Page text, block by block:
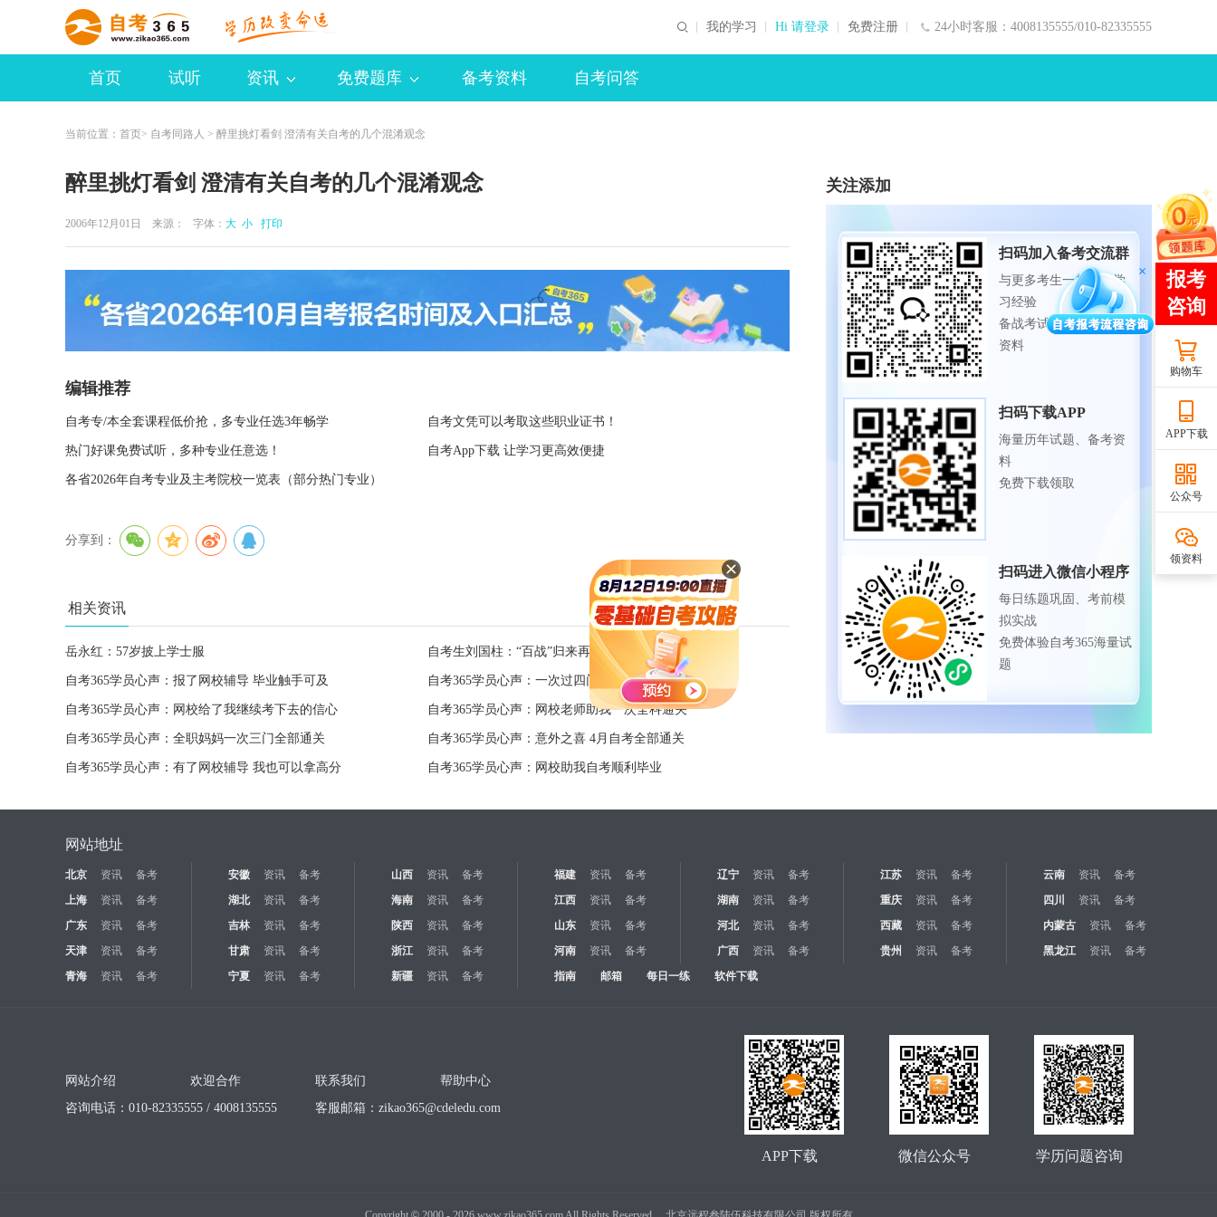
24小时客服：4008135555/010-82335555
我的学习 Hi 请登录 免费注册
首页 试听 资讯 免费题库 备考资料 自考问答
当前位置： 首页> 自考同路人 > 醉里挑灯看剑 澄清有关自考的几个混淆观念
醉里挑灯看剑 澄清有关自考的几个混淆观念
2006年12月01日 来源： 字体： 大 小 打印
编辑推荐
自考专/本全套课程低价抢，多专业任选3年畅学 自考文凭可以考取这些职业证书！
热门好课免费试听，多种专业任意选！ 自考App下载 让学习更高效便捷
各省2026年自考专业及主考院校一览表（部分热门专业）
分享到：
相关资讯
岳永红：57岁披上学士服 自考生刘国柱：“百战”归来再读书
自考365学员心声：报了网校辅导 毕业触手可及 自考365学员心声：一次过四门 毕业还会远吗
自考365学员心声：网校给了我继续考下去的信心 自考365学员心声：网校老师助我一次全科通关
自考365学员心声：全职妈妈一次三门全部通关 自考365学员心声：意外之喜 4月自考全部通关
自考365学员心声：有了网校辅导 我也可以拿高分 自考365学员心声：网校助我自考顺利毕业
关注添加
扫码加入备考交流群
与更多考生一起交流学
习经验
备战考试，获取试题及
资料
扫码下载APP
海量历年试题、备考资
料
免费下载领取
扫码进入微信小程序
每日练题巩固、考前模
拟实战
免费体验自考365海量试
题
购物车
APP下载
公众号
领资料
网站地址
北京 资讯 备考 安徽 资讯 备考 山西 资讯 备考 福建 资讯 备考 辽宁 资讯 备考 江苏 资讯 备考 云南 资讯
备考
上海
资讯 备考 湖北 资讯 备考 海南 资讯 备考 江西 资讯 备考 湖南 资讯 备考 重庆 资讯 备考 四川 资讯
备考
广东
资讯 备考 吉林 资讯 备考 陕西 资讯 备考 山东 资讯 备考 河北 资讯 备考 西藏 资讯 备考 内蒙古 资讯
备考
天津
资讯 备考 甘肃 资讯 备考 浙江 资讯 备考 河南 资讯 备考 广西 资讯 备考 贵州 资讯 备考 黑龙江 资讯
备考
青海
资讯 备考 宁夏 资讯 备考 新疆 资讯 备考 指南 邮箱 每日一练 软件下载
网站介绍 欢迎合作 联系我们
帮助中心
咨询电话：010-82335555 / 4008135555
客服邮箱： zikao365@cdeledu.com
学历问题咨询
微信公众号
APP下载